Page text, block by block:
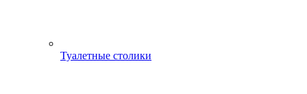
Туалетные столики